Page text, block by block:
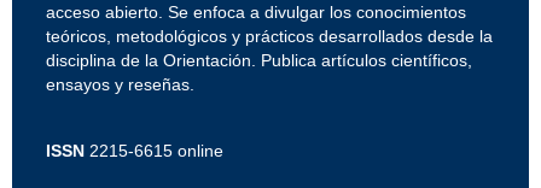
acceso abierto. Se enfoca a divulgar los conocimientos
teóricos, metodológicos y prácticos desarrollados desde la
disciplina de la Orientación. Publica artículos científicos,
ensayos y reseñas.
ISSN 2215-6615 online